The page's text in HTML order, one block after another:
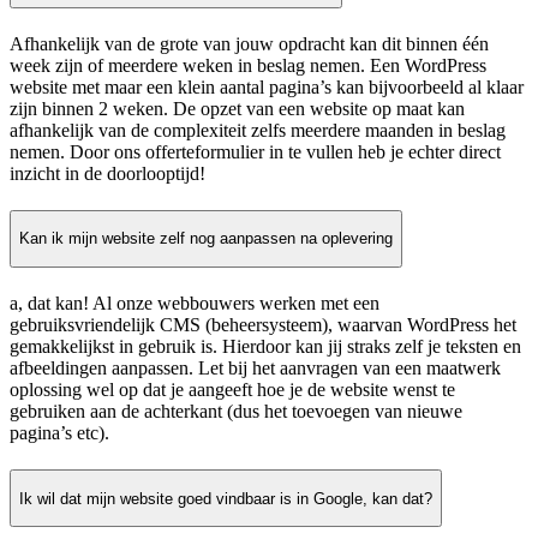
Afhankelijk van de grote van jouw opdracht kan dit binnen één
week zijn of meerdere weken in beslag nemen. Een WordPress
website met maar een klein aantal pagina’s kan bijvoorbeeld al klaar
zijn binnen 2 weken. De opzet van een website op maat kan
afhankelijk van de complexiteit zelfs meerdere maanden in beslag
nemen. Door ons offerteformulier in te vullen heb je echter direct
inzicht in de doorlooptijd!
Kan ik mijn website zelf nog aanpassen na oplevering
a, dat kan! Al onze webbouwers werken met een
gebruiksvriendelijk CMS (beheersysteem), waarvan WordPress het
gemakkelijkst in gebruik is. Hierdoor kan jij straks zelf je teksten en
afbeeldingen aanpassen. Let bij het aanvragen van een maatwerk
oplossing wel op dat je aangeeft hoe je de website wenst te
gebruiken aan de achterkant (dus het toevoegen van nieuwe
pagina’s etc).
Ik wil dat mijn website goed vindbaar is in Google, kan dat?